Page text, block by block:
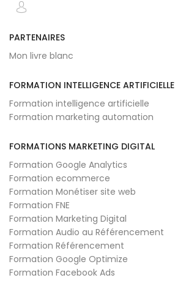
PARTENAIRES
Mon livre blanc
FORMATION INTELLIGENCE ARTIFICIELLE
Formation intelligence artificielle
Formation marketing automation
FORMATIONS MARKETING DIGITAL
Formation Google Analytics
Formation ecommerce
Formation Monétiser site web
Formation FNE
Formation Marketing Digital
Formation Audio au Référencement
Formation Référencement
Formation Google Optimize
Formation Facebook Ads